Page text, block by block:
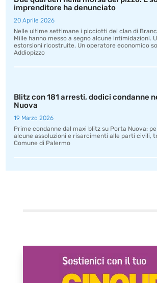
imprenditore ha denunciato
20 Aprile 2026
Nelle ultime settimane i picciotti dei clan di
Mille hanno messo a segno alcune intimidazioni.
estorsioni ricostruite. Un operatore economico
Addiopizzo
Blitz con 181 arresti, dodici condanne
Nuova
19 Marzo 2026
Prime condanne dal maxi blitz su Porta Nuova:
alcune assoluzioni e risarcimenti alle parti civili,
Comune di Palermo